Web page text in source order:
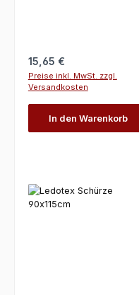
Regulärer Preis:
15,65 €
Preise inkl. MwSt. zzgl.
Versandkosten
In den Warenkorb